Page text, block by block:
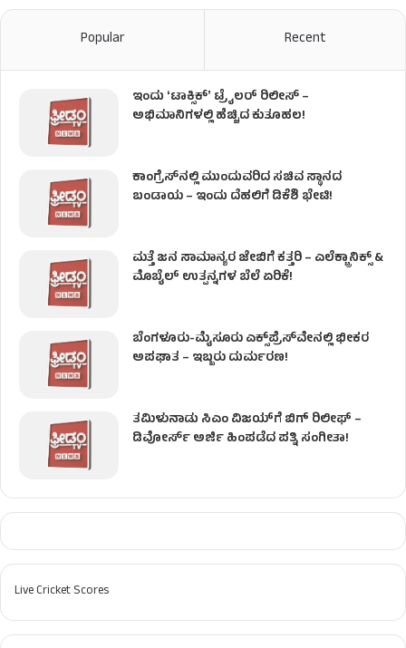
Popular Recent
ಇಂದು ʻಟಾಕ್ಸಿಕ್ʼ ಟ್ರೈಲರ್ ರಿಲೀಸ್‌ –
ಅಭಿಮಾನಿಗಳಲ್ಲಿ ಹೆಚ್ಚಿದ ಕುತೂಹಲ!
ಕಾಂಗ್ರೆಸ್​ನಲ್ಲಿ ಮುಂದುವರಿದ ಸಚಿವ ಸ್ಥಾನದ
ಬಂಡಾಯ – ಇಂದು ದೆಹಲಿಗೆ ಡಿಕೆಶಿ ಭೇಟಿ!
ಮತ್ತೆ ಜನ ಸಾಮಾನ್ಯರ ಜೇಬಿಗೆ ಕತ್ತರಿ – ಎಲೆಕ್ಟ್ರಾನಿಕ್ಸ್ &
ಮೊಬೈಲ್ ಉತ್ಪನ್ನಗಳ ಬೆಲೆ ಏರಿಕೆ!
ಬೆಂಗಳೂರು-ಮೈಸೂರು ಎಕ್ಸ್‌ಪ್ರೆಸ್‌ವೇನಲ್ಲಿ ಭೀಕರ
ಅಪಘಾತ – ಇಬ್ಬರು ದುರ್ಮರಣ!
ತಮಿಳುನಾಡು ಸಿಎಂ ವಿಜಯ್‌ಗೆ ಬಿಗ್ ರಿಲೀಫ್ –
ಡಿವೋರ್ಸ್ ಅರ್ಜಿ ಹಿಂಪಡೆದ ಪತ್ನಿ ಸಂಗೀತಾ!
Live Cricket Scores